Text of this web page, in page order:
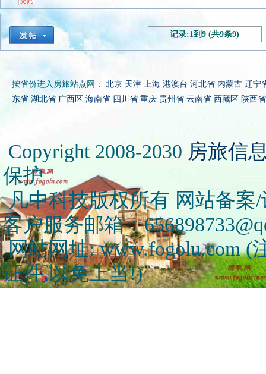
记录:1到9 (共9条9)
按省份进入房旅站点网： 北京 天津 上海 港澳台 河北省 内蒙古 辽宁
东省 湖北省 广西区 海南省 四川省 重庆 贵州省 云南省 西藏区 陕西省
Copyright 2008-2030 房旅信
保护
凡中科技版权所有 网站备案/
客户服务邮箱：
网站网址: www.fogolu.com (
证件,以免上当!)